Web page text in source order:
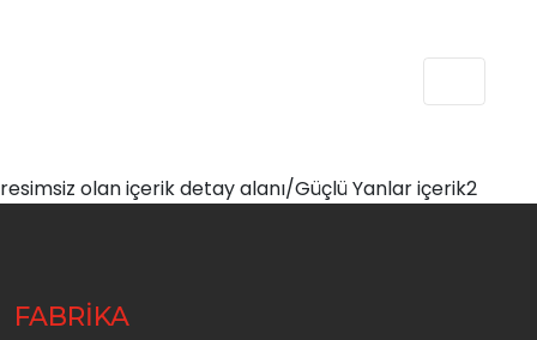
resimsiz olan içerik detay alanı/Güçlü Yanlar içerik2
FABRİKA